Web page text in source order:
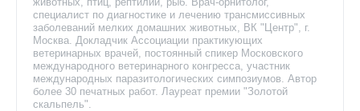
специалист по диагностике и лечению трансмиссивных
заболеваний мелких домашних животных, ВК "Центр", г.
Москва. Докладчик Ассоциации практикующих
ветеринарных врачей, постоянный спикер Московского
международного ветеринарного конгресса, участник
международных паразитологических симпозиумов. Автор
более 30 печатных работ. Лауреат премии "Золотой
скальпель".